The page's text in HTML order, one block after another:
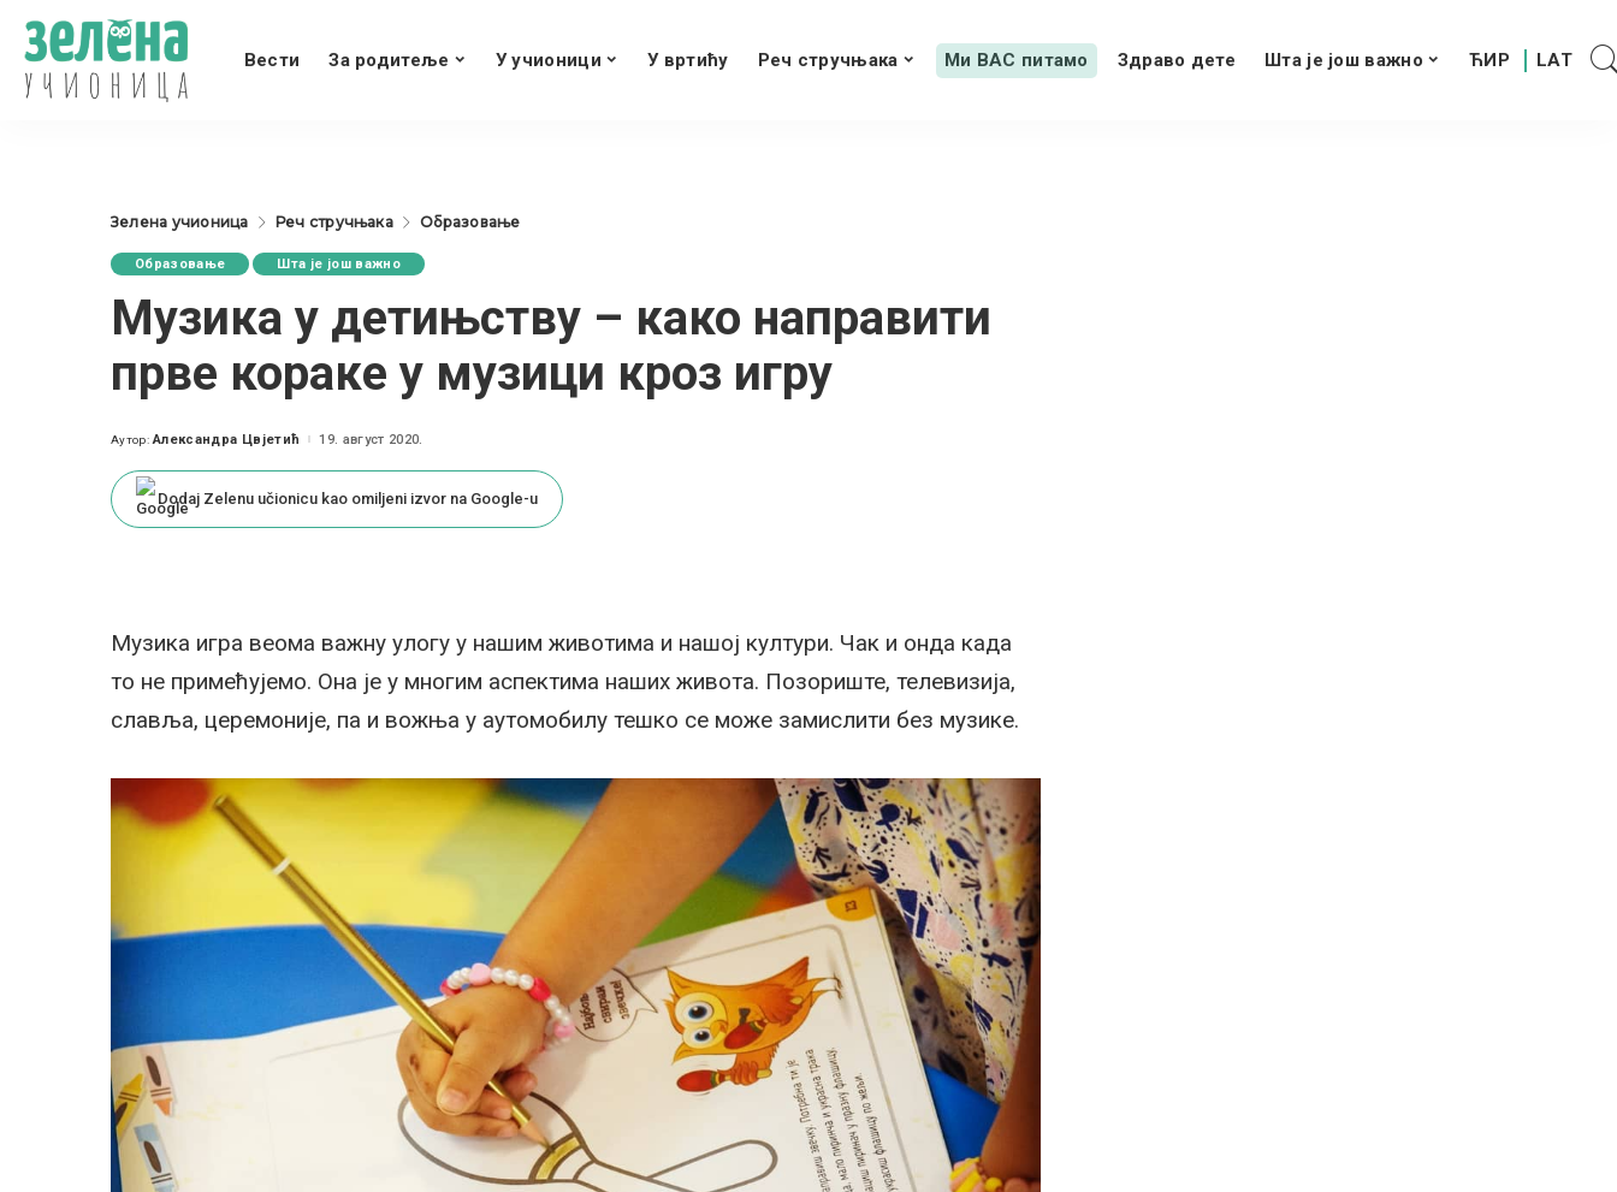
Вести За родитеље У учионици У вртићу Реч стручњака Ми ВАС питамо Здраво дете Шта је још важно
Зелена учионица Реч стручњака Образовање
Образовање Шта је још важно
Музика у детињству – како направити
прве кораке у музици кроз игру
Posted
Аутор: Александра Цвјетић 19. август 2020.
Dodaj Zelenu učionicu kao omiljeni izvor na Google-u
Музика игра веома важну улогу у нашим животима и нашој култури. Чак и онда када
то не примећујемо. Она је у многим аспектима наших живота. Позориште, телевизија,
славља, церемоније, па и вожња у аутомобилу тешко се може замислити без музике.